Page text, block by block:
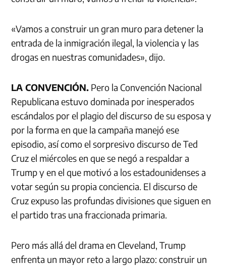
«Vamos a construir un gran muro para detener la
entrada de la inmigración ilegal, la violencia y las
drogas en nuestras comunidades», dijo.
LA CONVENCIÓN. Pero la Convención Nacional
Republicana estuvo dominada por inesperados
escándalos por el plagio del discurso de su esposa y
por la forma en que la campaña manejó ese
episodio, así como el sorpresivo discurso de Ted
Cruz el miércoles en que se negó a respaldar a
Trump y en el que motivó a los estadounidenses a
votar según su propia conciencia. El discurso de
Cruz expuso las profundas divisiones que siguen en
el partido tras una fraccionada primaria.
Pero más allá del drama en Cleveland, Trump
enfrenta un mayor reto a largo plazo: construir un